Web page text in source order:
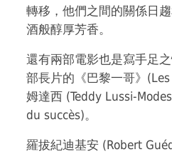
轉移，他們之間的關係日
酒般醇厚芳香。
還有兩部電影也是寫手足
部長片的《巴黎一哥》
姆達西 (Teddy Lussi-
du succès)。
羅拔紀迪基安 (Robert